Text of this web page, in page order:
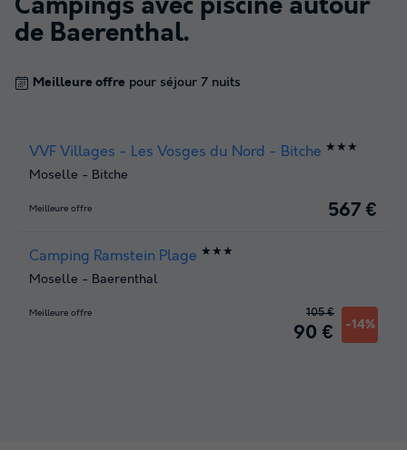
Campings avec piscine autour
de Baerenthal.
Meilleure offre pour séjour 7 nuits
VVF Villages - Les Vosges du Nord - Bitche ★★★
Moselle - Bitche
Meilleure offre 567 €
Camping Ramstein Plage ★★★
Moselle - Baerenthal
Meilleure offre
90 € -14%
105 €